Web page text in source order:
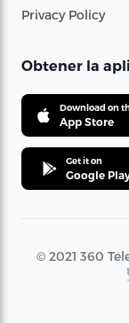
Privacy Policy
Obtener la
Download on
App Store
Get it on
Google
© 2021 360